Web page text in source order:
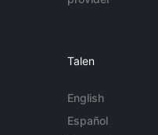
Talen
English
Español